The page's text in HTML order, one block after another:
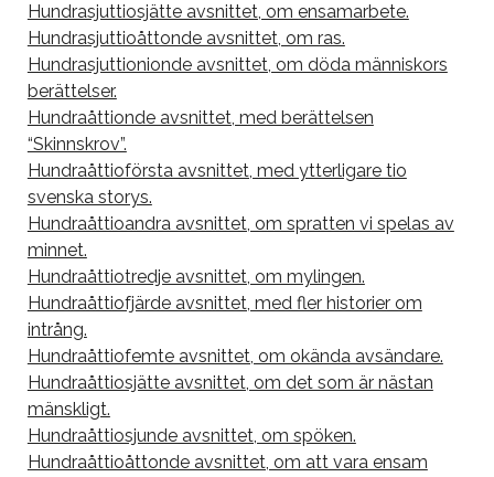
Hundrasjuttiosjätte avsnittet, om ensamarbete.
Hundrasjuttioåttonde avsnittet, om ras.
Hundrasjuttionionde avsnittet, om döda människors
berättelser.
Hundraåttionde avsnittet, med berättelsen
“Skinnskrov”.
Hundraåttioförsta avsnittet, med ytterligare tio
svenska storys.
Hundraåttioandra avsnittet, om spratten vi spelas av
minnet.
Hundraåttiotredje avsnittet, om mylingen.
Hundraåttiofjärde avsnittet, med fler historier om
intrång.
Hundraåttiofemte avsnittet, om okända avsändare.
Hundraåttiosjätte avsnittet, om det som är nästan
mänskligt.
Hundraåttiosjunde avsnittet, om spöken.
Hundraåttioåttonde avsnittet, om att vara ensam